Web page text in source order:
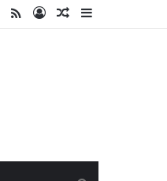
Kenar
Rastgele
Kayıt
RSS